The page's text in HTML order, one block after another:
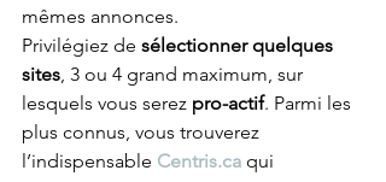
mêmes annonces.
Privilégiez de sélectionner quelques
sites, 3 ou 4 grand maximum, sur
lesquels vous serez pro-actif. Parmi les
plus connus, vous trouverez
l’indispensable Centris.ca qui